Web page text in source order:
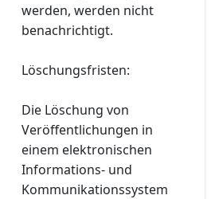
werden, werden nicht
benachrichtigt.
Löschungsfristen:
Die Löschung von
Veröffentlichungen in
einem elektronischen
Informations- und
Kommunikationssystem